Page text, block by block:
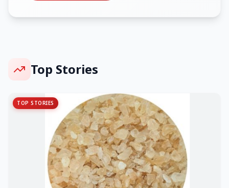
Top Stories
TOP STORIES